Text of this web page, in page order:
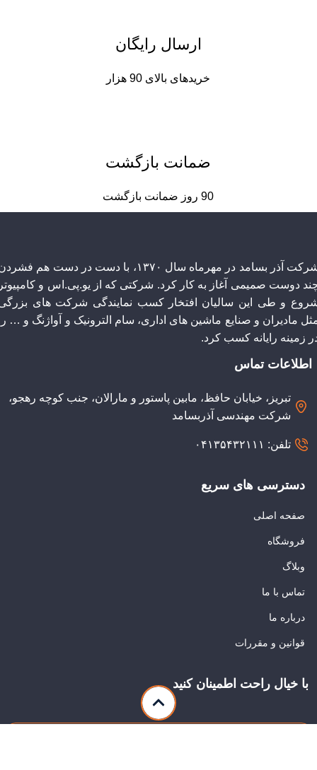
ارسال رایگان
خریدهای بالای 90 هزار
ضمانت بازگشت
90 روز ضمانت بازگشت
شرکت آذر بسامد در مهرماه سال ۱۳۷۰، با دست در دست هم
دوست صمیمی آغاز به کار کرد. شرکتی که از یو.پی.اس و
و طی این سالیان افتخار کسب نمایندگی شرکت های
مادیران و صنایع ماشین های اداری، سام الترونیک و آواژنگ و …
زمینه رایانه کسب کرد.
اطلاعات تماس
تبریز، خیابان حافظ، مابین پاستور و مارالان، جنب کوچه رهجو،
شرکت مهندسی آذربسامد
تلفن: ۰۴۱۳۵۴۳۲۱۱۱
دسترسی های سریع
صفحه اصلی
فروشگاه
وبلاگ
تماس با ما
درباره ما
قوانین و مقررات
با خیال راحت اطمینان کنید